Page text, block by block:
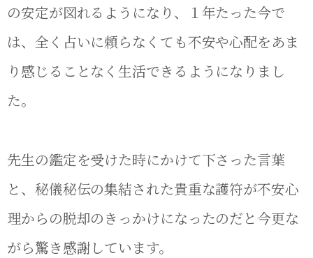
の安定が図れるようになり、１年たった今で
は、全く占いに頼らなくても不安や心配をあま
り感じることなく生活できるようになりまし
た。
先生の鑑定を受けた時にかけて下さった言葉
と、秘儀秘伝の集結された貴重な護符が不安心
理からの脱却のきっかけになったのだと今更な
がら驚き感謝しています。